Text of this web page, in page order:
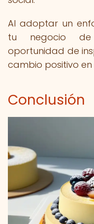
Al adoptar un
tu negocio de
oportunidad de
cambio positivo
Conclusión